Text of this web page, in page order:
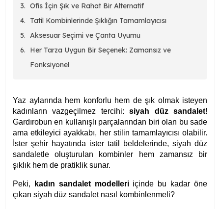
Ofis İçin Şık ve Rahat Bir Alternatif
Tatil Kombinlerinde Şıklığın Tamamlayıcısı
Aksesuar Seçimi ve Çanta Uyumu
Her Tarza Uygun Bir Seçenek: Zamansız ve
Fonksiyonel
Yaz aylarında hem konforlu hem de şık olmak isteyen
kadınların vazgeçilmez tercihi:siyah düz sandalet!
Gardırobun en kullanışlı parçalarından biri olan bu sade
ama etkileyici ayakkabı, her stilin tamamlayıcısı olabilir.
İster şehir hayatında ister tatil beldelerinde, siyah düz
sandaletle oluşturulan kombinler hem zamansız bir
şıklık hem de pratiklik sunar.
Peki, kadın sandalet modelleriiçinde bu kadar öne
çıkan siyah düz sandalet nasıl kombinlenmeli?